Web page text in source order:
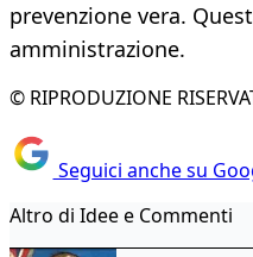
prevenzione vera.
amministrazione.
© RIPRODUZIONE
Seguici anche su
Altro di Idee e Commenti